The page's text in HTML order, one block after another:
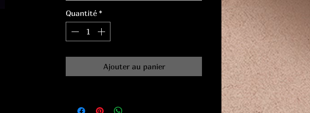
Quantité *
Ajouter au panier